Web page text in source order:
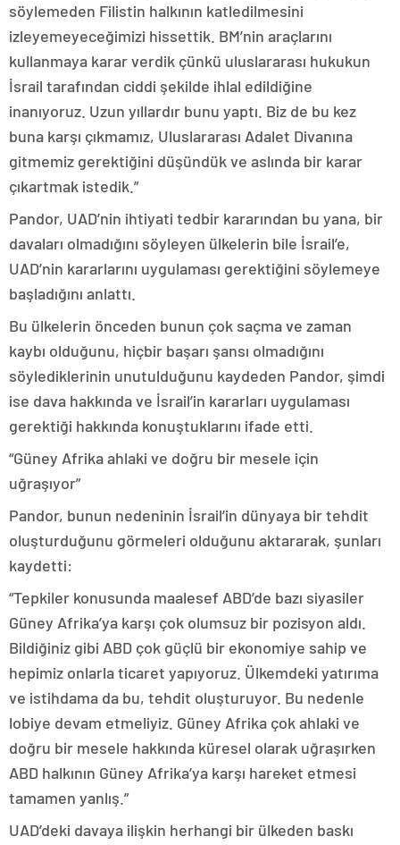
söylemeden Filistin halkının katledilmesini
izleyemeyeceğimizi hissettik. BM’nin araçlarını
kullanmaya karar verdik çünkü uluslararası hukukun
İsrail tarafından ciddi şekilde ihlal edildiğine
inanıyoruz. Uzun yıllardır bunu yaptı. Biz de bu kez
buna karşı çıkmamız, Uluslararası Adalet Divanına
gitmemiz gerektiğini düşündük ve aslında bir karar
çıkartmak istedik.”
Pandor, UAD’nin ihtiyati tedbir kararından bu yana, bir
davaları olmadığını söyleyen ülkelerin bile İsrail’e,
UAD’nin kararlarını uygulaması gerektiğini söylemeye
başladığını anlattı.
Bu ülkelerin önceden bunun çok saçma ve zaman
kaybı olduğunu, hiçbir başarı şansı olmadığını
söylediklerinin unutulduğunu kaydeden Pandor, şimdi
ise dava hakkında ve İsrail’in kararları uygulaması
gerektiği hakkında konuştuklarını ifade etti.
“Güney Afrika ahlaki ve doğru bir mesele için
uğraşıyor”
Pandor, bunun nedeninin İsrail’in dünyaya bir tehdit
oluşturduğunu görmeleri olduğunu aktararak, şunları
kaydetti:
“Tepkiler konusunda maalesef ABD’de bazı siyasiler
Güney Afrika’ya karşı çok olumsuz bir pozisyon aldı.
Bildiğiniz gibi ABD çok güçlü bir ekonomiye sahip ve
hepimiz onlarla ticaret yapıyoruz. Ülkemdeki yatırıma
ve istihdama da bu, tehdit oluşturuyor. Bu nedenle
lobiye devam etmeliyiz. Güney Afrika çok ahlaki ve
doğru bir mesele hakkında küresel olarak uğraşırken
ABD halkının Güney Afrika’ya karşı hareket etmesi
tamamen yanlış.”
UAD’deki davaya ilişkin herhangi bir ülkeden baskı